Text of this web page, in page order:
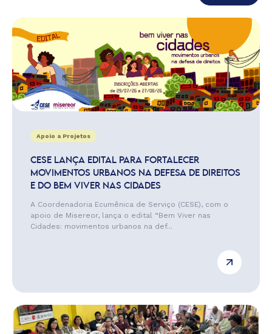
Apoio a Projetos
CESE LANÇA EDITAL PARA FORTALECER
MOVIMENTOS URBANOS NA DEFESA DE DIREITOS
E DO BEM VIVER NAS CIDADES
A Coordenadoria Ecumênica de Serviço (CESE), com o
apoio de Misereor, lança o edital “Bem Viver nas
Cidades: movimentos urbanos na def...